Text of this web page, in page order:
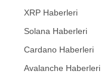
XRP Haberleri
Solana Haberleri
Cardano Haberleri
Avalanche Haberleri